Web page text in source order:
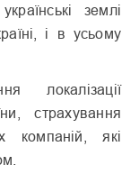
землі
і в усьому
локалізації
страхування
компаній, які